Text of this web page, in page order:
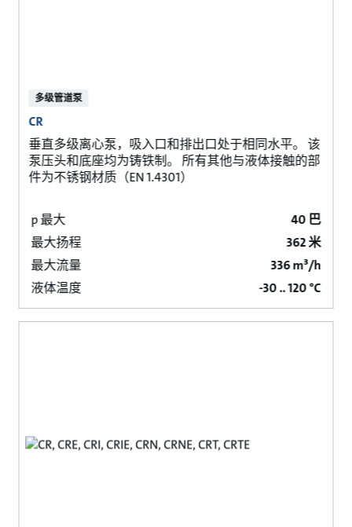
多级管道泵
CR
垂直多级离心泵，吸入口和排出口处于相同水平。 该
泵压头和底座均为铸铁制。 所有其他与液体接触的部
件为不锈钢材质（EN 1.4301）
p 最大
40 巴
最大扬程
362 米
最大流量
336 m³/h
液体温度
-30 .. 120 °C